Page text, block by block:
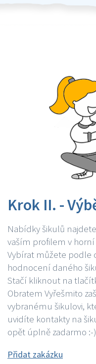
Krok II. -
Nabídky šikulů
vaším profilem v
Vybírat můžete podle
hodnocení daného
Stačí kliknout na
Obratem Vyřešmito
vybranému šikulovi,
uvidíte kontakty na
opět úplně zadarmo :-)
Přidat zakázku